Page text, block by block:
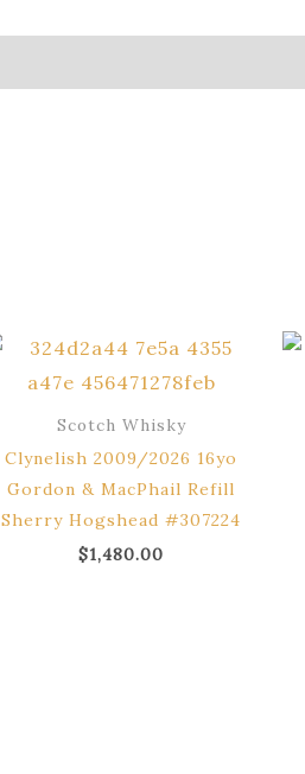
Scotch Whisky
Clynelish 2009/2026 16yo
Gordon & MacPhail Refill
Sherry Hogshead #307224
$1,480.00